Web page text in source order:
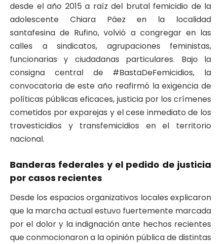
desde el año 2015 a raíz del brutal femicidio de la
adolescente Chiara Páez en la localidad
santafesina de Rufino, volvió a congregar en las
calles a sindicatos, agrupaciones feministas,
funcionarias y ciudadanas particulares. Bajo la
consigna central de #BastaDeFemicidios, la
convocatoria de este año reafirmó la exigencia de
políticas públicas eficaces, justicia por los crímenes
cometidos por exparejas y el cese inmediato de los
travesticidios y transfemicidios en el territorio
nacional.
Banderas federales y el pedido de justicia
por casos recientes
Desde los espacios organizativos locales explicaron
que la marcha actual estuvo fuertemente marcada
por el dolor y la indignación ante hechos recientes
que conmocionaron a la opinión pública de distintas